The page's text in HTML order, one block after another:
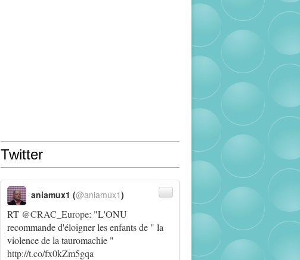
Twitter
RT @CRAC_Europe: "L'ONU
recommande d'éloigner les enfants de " la
violence de la tauromachie "
http://t.co/fx0kZm5gqa
aniamux1 (@aniamux1)